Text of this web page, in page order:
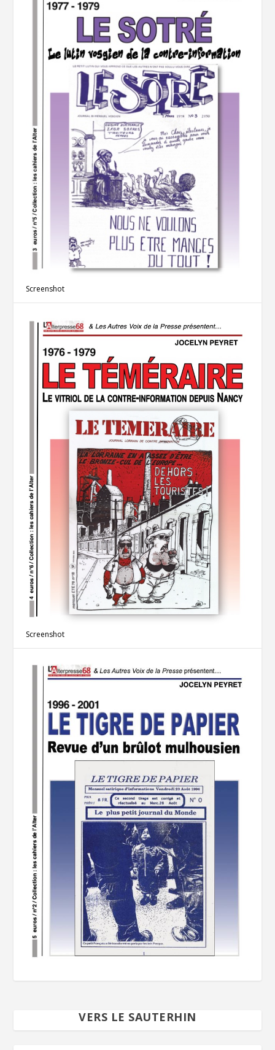
Screenshot
Screenshot
VERS LE SAUTERHIN